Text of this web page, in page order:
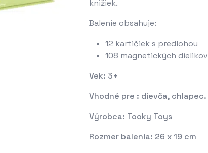
knižiek.
Balenie obsahuje:
12 kartičiek s predlohou
108 magnetických dielikov
Vek: 3+
Vhodné pre : dievča, chlapec.
Výrobca: Tooky Toys
Rozmer balenia: 26 x 19 cm